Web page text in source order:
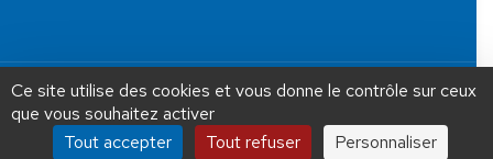
JE FAIS UN DON À DLF
ADHÉSION 20 € 50 € 100 €
Ce site utilise des cookies et vous donne le contrôle sur ceux
que vous souhaitez activer
Tout accepter
Tout refuser Personnaliser